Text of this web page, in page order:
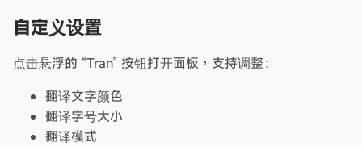
自定义设置
点击悬浮的 “Tran” 按钮打开面板，支持调整：
翻译文字颜色
翻译字号大小
翻译模式